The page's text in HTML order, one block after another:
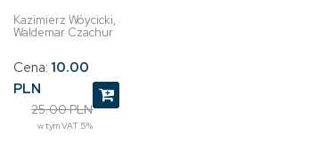
Kazimierz Wóycicki,
Waldemar Czachur
Cena: 10.00
PLN
25.00 PLN
w tym VAT 5%